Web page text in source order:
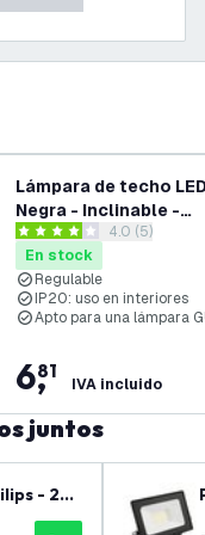
de deseos
Lámpara de techo
Negra - Inclinable -
Casquillo GU10
abrir el
4 estrellas de puntuación
4.0 (5)
En stock
Regulable
IP20: uso en interiores
Apto para una lámpara
6,
81
IVA incluido
juntos
- 20
W -